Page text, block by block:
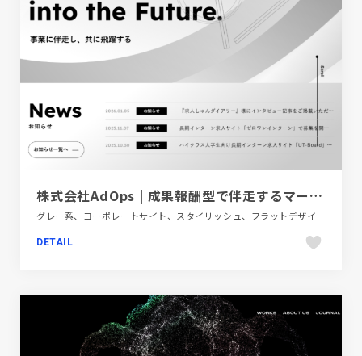
株式会社AdOps | 成果報酬型で伴走するマーケティング支援会社
グレー系、コーポレートサイト、スタイリッシュ、フラットデザイン、金融・法律・人材・専門職
DETAIL